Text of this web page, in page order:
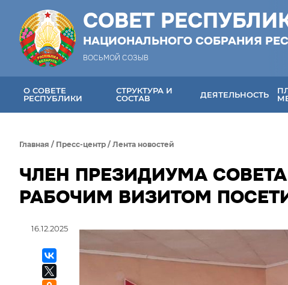
СОВЕТ
НАЦИОНАЛЬНОГО СОБРАНИЯ
ВОСЬМОЙ СОЗЫВ
О СОВЕТЕ
РЕСПУБЛИКИ
СТРУКТУРА И
СОСТАВ
ДЕЯТЕЛЬНОСТЬ
Главная / Пресс-центр / Лента новостей
ЧЛЕН ПРЕЗИДИУМА
РАБОЧИМ ВИЗИТОМ
16.12.2025